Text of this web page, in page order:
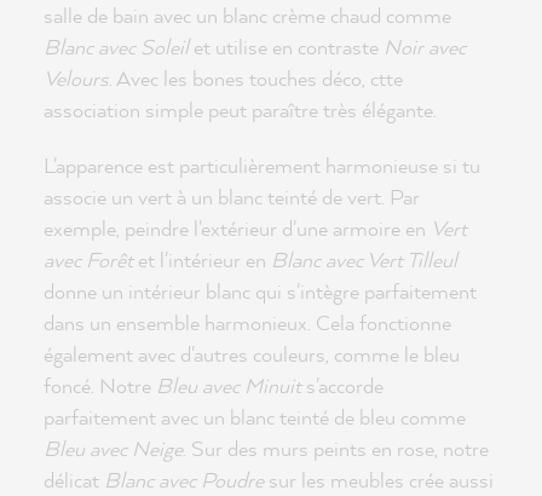
salle de bain avec un blanc crème chaud comme
Blanc avec Soleilet utilise en contraste Noir avec
Velours. Avec les bones touches déco, ctte
association simple peut paraître très élégante.
L'apparence est particulièrement harmonieuse si tu
associe un vert à un blanc teinté de vert. Par
exemple, peindre l'extérieur d'une armoire en Vert
avec Forêtet l'intérieur en Blanc avec Vert Tilleul
donne un intérieur blanc qui s'intègre parfaitement
dans un ensemble harmonieux. Cela fonctionne
également avec d'autres couleurs, comme le bleu
foncé. Notre Bleu avec Minuits'accorde
parfaitement avec un blanc teinté de bleu comme
Bleu avec Neige. Sur des murs peints en rose, notre
délicat Blanc avec Poudresur les meubles crée aussi